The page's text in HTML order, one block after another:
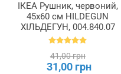
ІКЕА Рушник, червоний,
45x60 см HILDEGUN
ХІЛЬДЕГУН, 004.840.07
41,00 грн
31,00 грн